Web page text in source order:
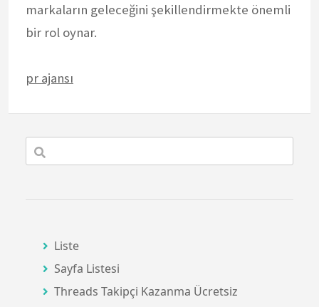
markaların geleceğini şekillendirmekte önemli
bir rol oynar.
pr ajansı
Liste
Sayfa Listesi
Threads Takipçi Kazanma Ücretsiz